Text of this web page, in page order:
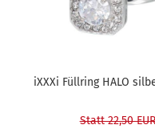
iXXXi Füll­ring HALO
Statt 22,50 EUR